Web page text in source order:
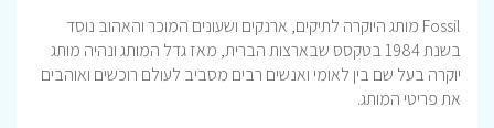
Fossil מותג היוקרה לתיקים, ארנקים ושעונים המוכר והאהוב נוסד
בשנת 1984 בטקסס שבארצות הברית, מאז גדל המותג ונהיה מותג
יוקרה בעל שם בין לאומי ואנשים רבים מסביב לעולם רוכשים ואוהבים
את פריטי המותג.